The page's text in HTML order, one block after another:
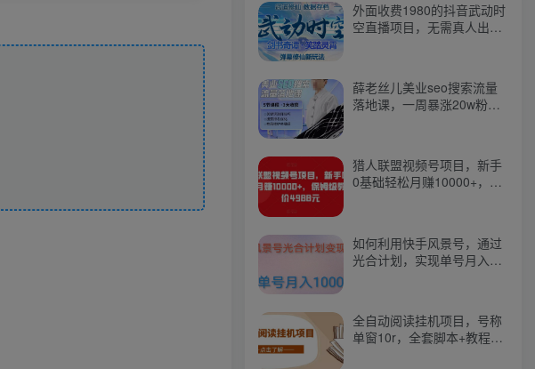
外面收费1980的抖音武动时
空直播项目，无需真人出
薛老丝儿美业seo搜索流量
落地课，一周暴涨20w粉
猎人联盟视频号项目，新手
0基础轻松月赚10000+，保
如何利用快手风景号，通过
光合计划，实现单号月入
全自动阅读挂机项目，号称
单窗10r，全套脚本+教程，